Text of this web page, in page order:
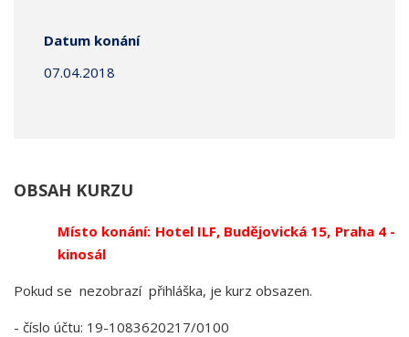
Datum konání
07.04.2018
OBSAH KURZU
Místo konání: Hotel ILF, Budějovická 15, Praha 4 -
kinosál
Pokud se nezobrazí přihláška, je kurz obsazen.
- číslo účtu: 19-1083620217/0100